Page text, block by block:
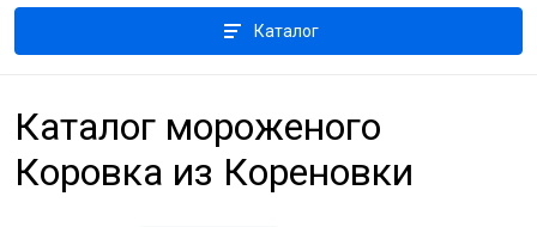
Каталог
Каталог мороженого
Коровка из Кореновки